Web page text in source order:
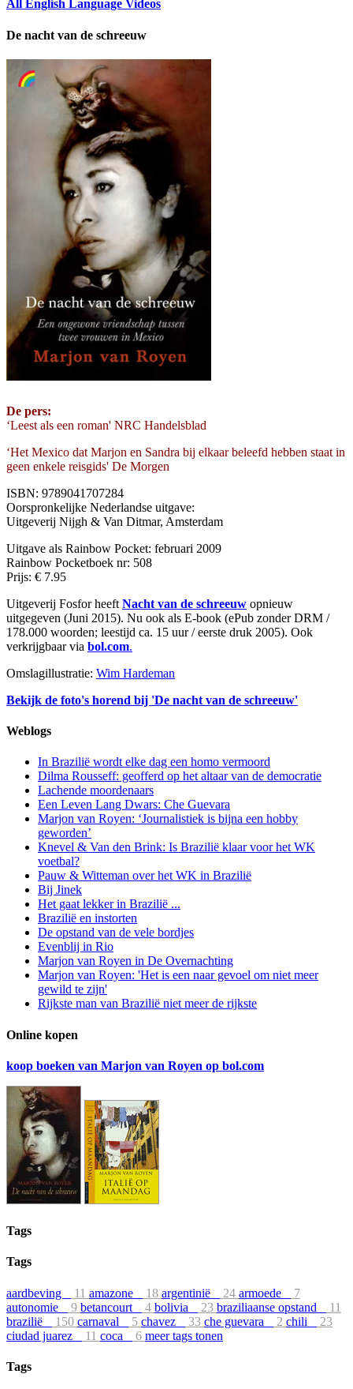
All English Language Videos
De nacht van de schreeuw
De pers:
‘Leest als een roman' NRC Handelsblad
‘Het Mexico dat Marjon en Sandra bij elkaar beleefd hebben staat in
geen enkele reisgids' De Morgen
ISBN: 9789041707284
Oorspronkelijke Nederlandse uitgave:
Uitgeverij Nijgh & Van Ditmar, Amsterdam
Uitgave als Rainbow Pocket: februari 2009
Rainbow Pocketboek nr: 508
Prijs: € 7.95
Uitgeverij Fosfor heeft Nacht van de schreeuw opnieuw
uitgegeven (Juni 2015). Nu ook als E-book (ePub zonder DRM /
178.000 woorden; leestijd ca. 15 uur / eerste druk 2005). Ook
verkrijgbaar via bol.com.
Omslagillustratie: Wim Hardeman
Bekijk de foto's horend bij 'De nacht van de schreeuw'
Weblogs
In Brazilië wordt elke dag een homo vermoord
Dilma Rousseff: geofferd op het altaar van de democratie
Lachende moordenaars
Een Leven Lang Dwars: Che Guevara
Marjon van Royen: ‘Journalistiek is bijna een hobby
geworden’
Knevel & Van den Brink: Is Brazilië klaar voor het WK
voetbal?
Pauw & Witteman over het WK in Brazilië
Bij Jinek
Het gaat lekker in Brazilië ...
Brazilië en instorten
De opstand van de vele bordjes
Evenblij in Rio
Marjon van Royen in De Overnachting
Marjon van Royen: 'Het is een naar gevoel om niet meer
gewild te zijn'
Rijkste man van Brazilië niet meer de rijkste
Online kopen
koop boeken van Marjon van Royen op bol.com
Tags
Tags
aardbeving 11 amazone 18 argentinië 24 armoede
7
autonomie
9 betancourt 4 bolivia 23 braziliaanse opstand
11
brazilië
150 carnaval 5 chavez 33 che guevara 2 chili
23
ciudad juarez
11 coca 6 meer tags tonen
Tags